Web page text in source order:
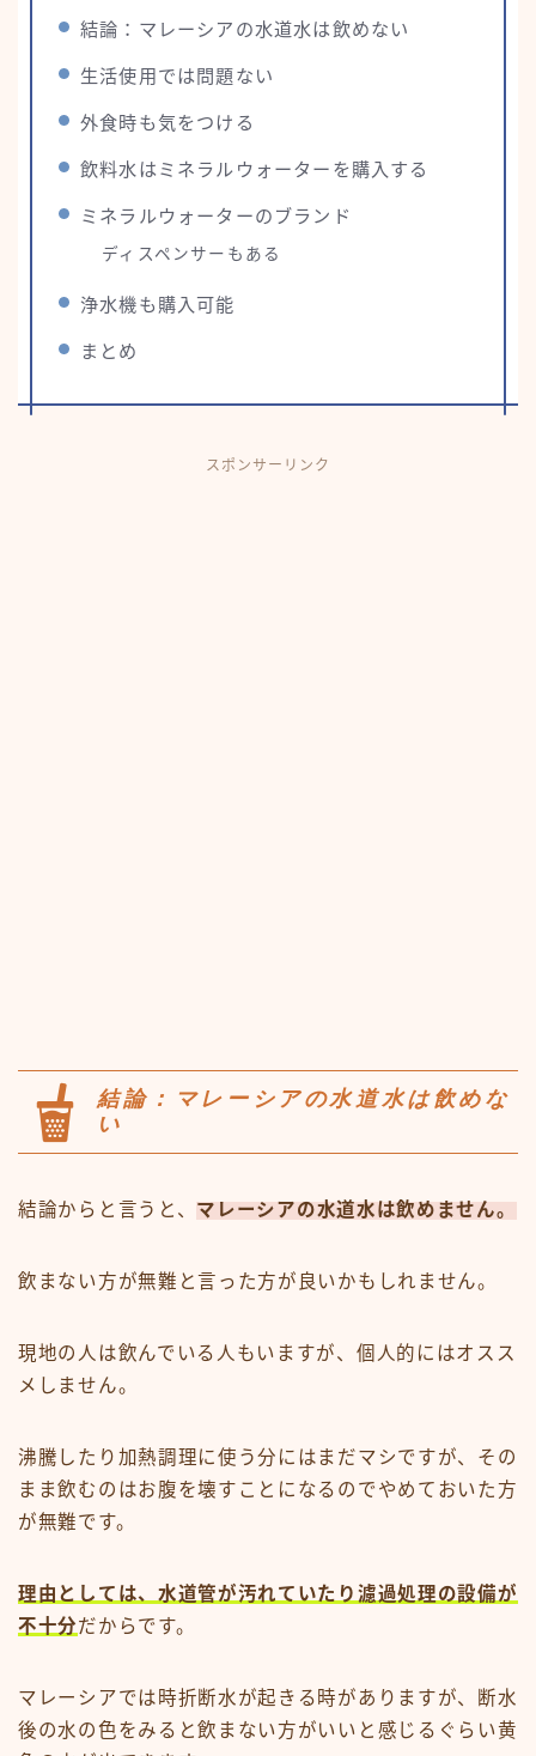
結論：マレーシアの水道水は飲めない
生活使用では問題ない
外食時も気をつける
飲料水はミネラルウォーターを購入する
ミネラルウォーターのブランド
ディスペンサーもある
浄水機も購入可能
まとめ
スポンサーリンク
結論：マレーシアの水道水は飲めな
い
結論からと言うと、 マレーシアの水道水は飲めません。
飲まない方が無難と言った方が良いかもしれません。
現地の人は飲んでいる人もいますが、個人的にはオスス
メしません。
沸騰したり加熱調理に使う分にはまだマシですが、その
まま飲むのはお腹を壊すことになるのでやめておいた方
が無難です。
理由としては、水道管が汚れていたり濾過処理の設備が
不十分だからです。
マレーシアでは時折断水が起きる時がありますが、断水
後の水の色をみると飲まない方がいいと感じるぐらい黄